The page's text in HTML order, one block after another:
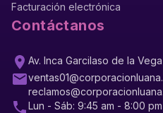
Facturación electrónica
Contáctanos
Av. Inca Garcilaso de la
Lun - Sáb: 9:45 am - 8:00 pm